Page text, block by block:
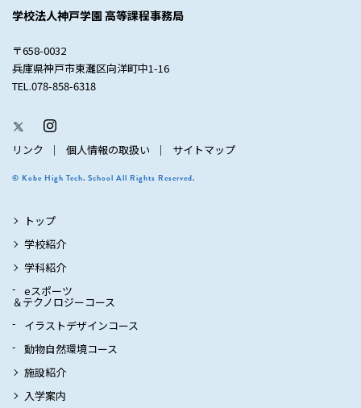
学校法人神戸学園 高等課程事務局
〒658-0032
兵庫県神戸市東灘区向洋町中1-16
TEL.078-858-6318
リンク 個人情報の取扱い サイトマップ
© Kobe High Tech. School All Rights Reserved.
トップ
学校紹介
学科紹介
eスポーツ
＆テクノロジーコース
イラストデザインコース
動物自然環境コース
施設紹介
入学案内